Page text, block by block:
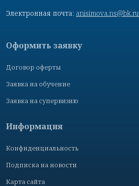
Электронная почта: anisimova.ns@bk.ru
Оформить заявку
Договор оферты
Заявка на обучение
Заявка на супервизию
Информация
Конфиденциальность
Подписка на новости
Карта сайта